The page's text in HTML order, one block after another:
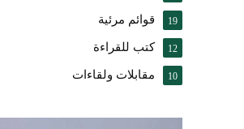
قوائم مرئية 19
كتب للقراءة 12
مقابلات ولقاءات 10